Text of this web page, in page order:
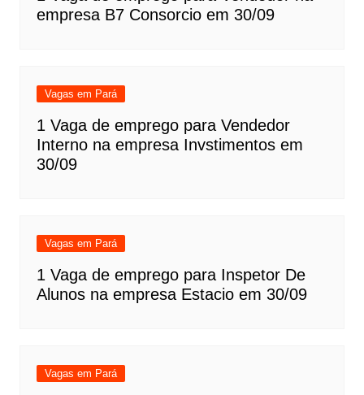
empresa B7 Consorcio em 30/09
Vagas em Pará
1 Vaga de emprego para Vendedor
Interno na empresa Invstimentos em
30/09
Vagas em Pará
1 Vaga de emprego para Inspetor De
Alunos na empresa Estacio em 30/09
Vagas em Pará